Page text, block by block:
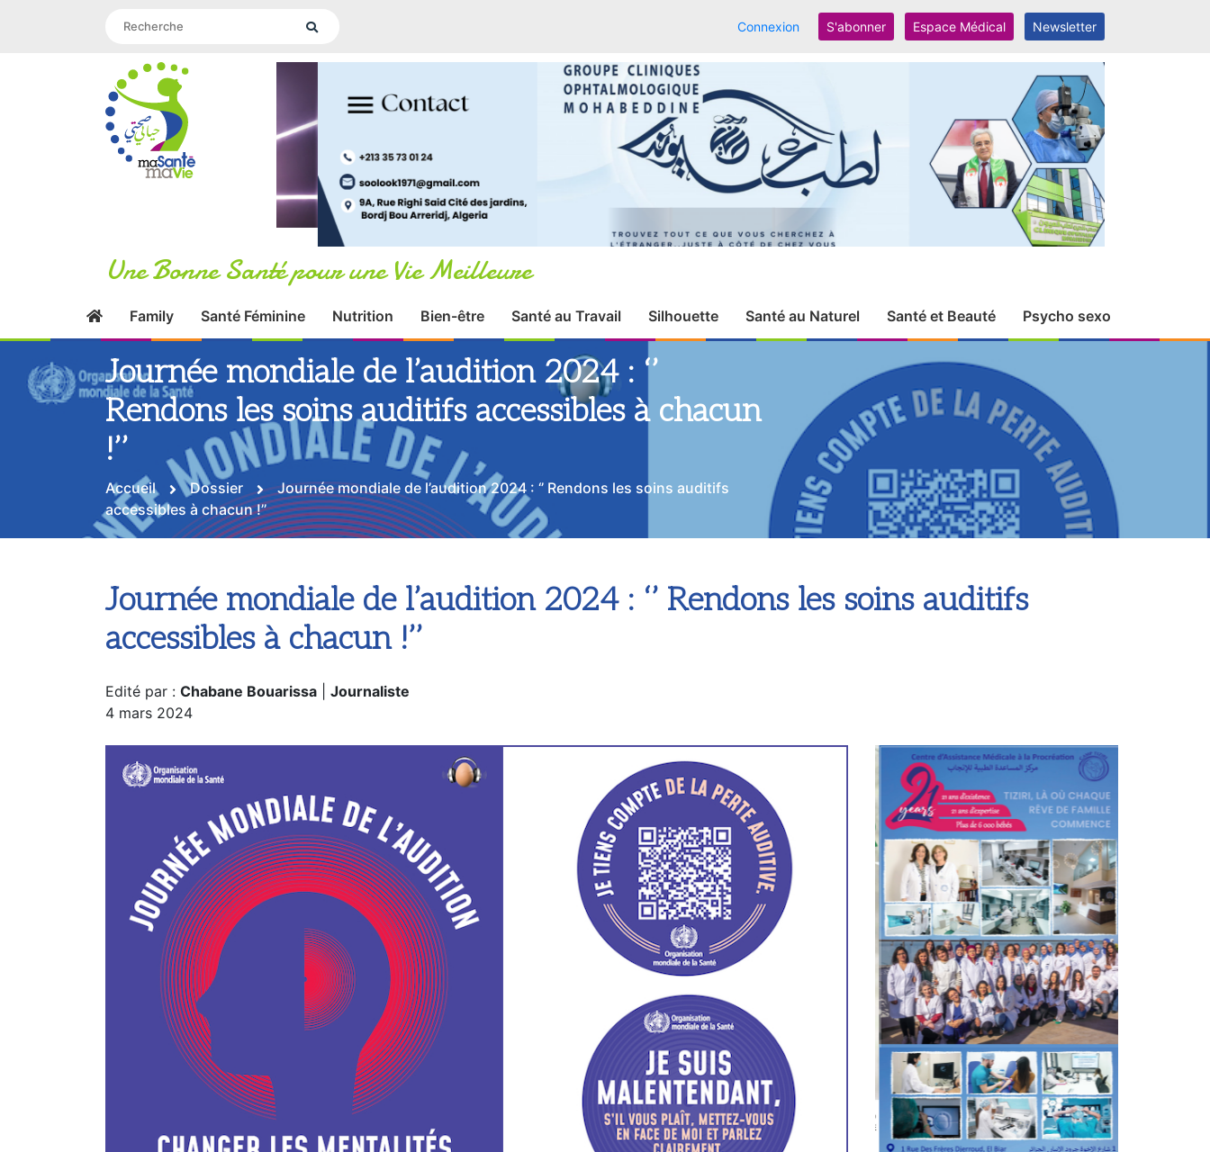
Connexion S'abonner Espace Médical Newsletter
Une Bonne Santé pour une Vie Meilleure
Family Santé Féminine Nutrition Bien-être Santé au Travail Silhouette Santé au Naturel Santé et Beauté Psycho sexo
Journée mondiale de l’audition 2024 : ‘’
Rendons les soins auditifs accessibles à chacun
!’’
Accueil Dossier
Journée mondiale de l’audition 2024 : ‘’ Rendons les soins auditifs
accessibles à chacun !’’
Journée mondiale de l’audition 2024 : ‘’ Rendons les soins auditifs
accessibles à chacun !’’
Edité par : Chabane Bouarissa
Journaliste
4 mars 2024